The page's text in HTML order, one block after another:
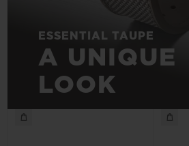
ESSENTIAL TAUPE
A UNIQUE
LOOK